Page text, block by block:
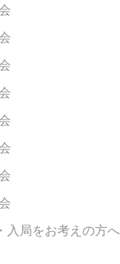
局をお考えの方へ